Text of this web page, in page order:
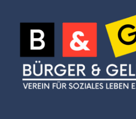
Inhalt
springen